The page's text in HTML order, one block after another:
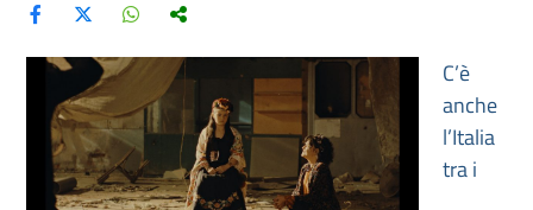
C’è
anche
l’Italia
tra i